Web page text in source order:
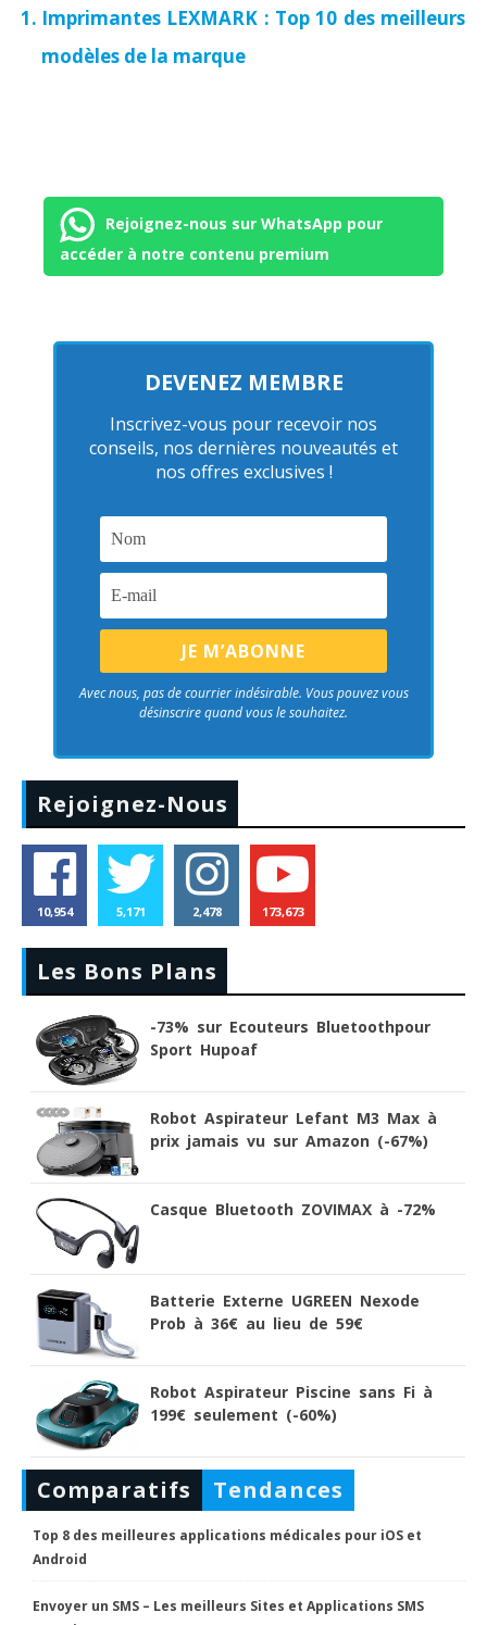
Imprimantes LEXMARK : Top 10 des meilleurs
modèles de la marque
Rejoignez-nous sur WhatsApp pour
accéder à notre contenu premium
DEVENEZ MEMBRE
Inscrivez-vous pour recevoir nos
conseils, nos dernières nouveautés et
nos offres exclusives !
Avec nous, pas de courrier indésirable. Vous pouvez vous
désinscrire quand vous le souhaitez.
Rejoignez-Nous
10,954 5,171 2,478 173,673
Les Bons Plans
-73% sur Ecouteurs Bluetoothpour
Sport Hupoaf
Robot Aspirateur Lefant M3 Max à
prix jamais vu sur Amazon (-67%)
Casque Bluetooth ZOVIMAX à -72%
Batterie Externe UGREEN Nexode
Prob à 36€ au lieu de 59€
Robot Aspirateur Piscine sans Fi à
199€ seulement (-60%)
Comparatifs Tendances
Top 8 des meilleures applications médicales pour iOS et
Android
Envoyer un SMS – Les meilleurs Sites et Applications SMS